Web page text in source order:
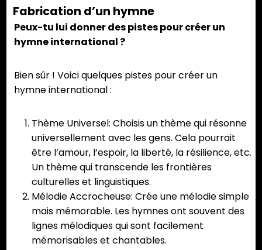
Fabrication d’un hymne
Peux-tu lui donner des pistes pour créer un
hymne international ?
Bien sûr ! Voici quelques pistes pour créer un
hymne international :
Thème Universel: Choisis un thème qui résonne
universellement avec les gens. Cela pourrait
être l’amour, l’espoir, la liberté, la résilience, etc.
Un thème qui transcende les frontières
culturelles et linguistiques.
Mélodie Accrocheuse: Crée une mélodie simple
mais mémorable. Les hymnes ont souvent des
lignes mélodiques qui sont facilement
mémorisables et chantables.